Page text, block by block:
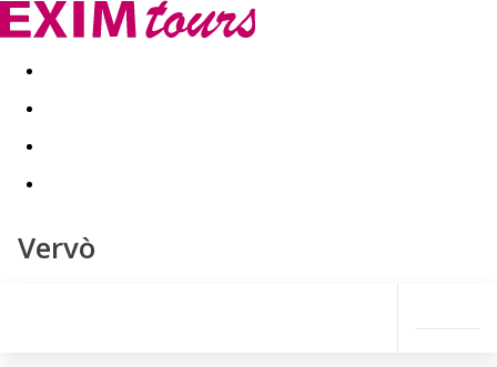
Akční nabídky Last minute
Vervò